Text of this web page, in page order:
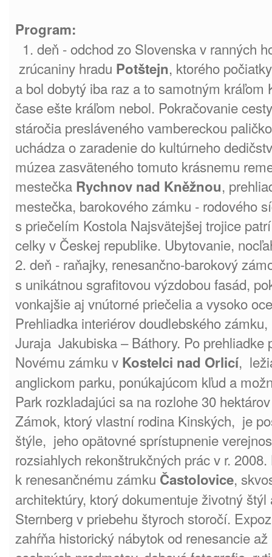
Program:
1. deň - odchod zo Slovenska v ranných
zrúcaniny hradu Potštejn, ktorého
a bol dobytý iba raz a to samotným
čase ešte kráľom nebol. Pokračovanie
stáročia presláveného vambereckou
uchádza o zaradenie do kultúrneho
múzea zasväteného tomuto krásnemu
mestečka Rychnov nad Kněžnou,
mestečka, barokového zámku - rodového
s priečelím Kostola Najsvätejšej trojice
celky v Českej republike. Ubytovanie,
2. deň - raňajky, renesančno-barokový
s unikátnou sgrafitovou výzdobou fasád,
vonkajšie aj vnútorné priečelia a vysoko
Prehliadka interiérov doudlebského
Juraja Jakubiska – Báthory. Po prehliadke
Novému zámku v Kostelci nad Orlicí,
anglickom parku, ponúkajúcom kľud a
Park rozkladajúci sa na rozlohe 30
Zámok, ktorý vlastní rodina Kinských, je
štýle, jeho opätovné sprístupnenie
rozsiahlych rekonštrukčných prác v r.
k renesančnému zámku Častolovice,
architektúry, ktorý dokumentuje životný
Sternberg v priebehu štyroch storočí.
zahŕňa historický nábytok od renesancie